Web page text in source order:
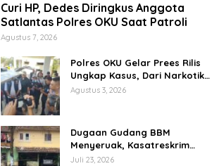
Curi HP, Dedes Diringkus Anggota
Satlantas Polres OKU Saat Patroli
Agustus 7, 2026
Polres OKU Gelar Prees Rilis
Ungkap Kasus, Dari Narkotika
Penyalahgunaan BBM Hingga
Agustus 3, 2026
Dugaan Gudang BBM
Menyeruak, Kasatreskrim
Polres OKU : Betul Sudah Kita
Juli 23, 2026